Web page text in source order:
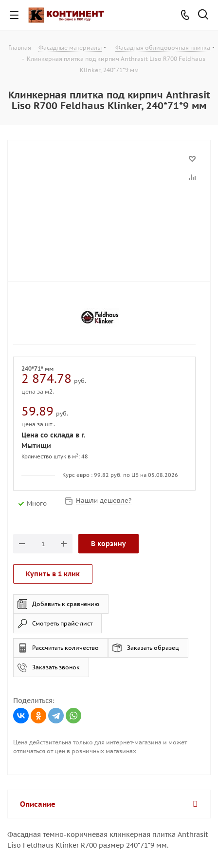
Главная - Фасадные материалы - Фасадная облицовочная плитка
- Клинкерная плитка под кирпич Anthrasit Liso R700 Feldhaus
Klinker, 240*71*9 мм
Клинкерная плитка под кирпич Anthrasit
Liso R700 Feldhaus Klinker, 240*71*9 мм
240*71* мм
2 874.78 руб.
цена за м2.
59.89 руб.
цена за шт .
Цена со склада в г.
Мытищи
Количество штук в м2 : 48
Курс евро : 99.82 руб. по ЦБ на 05.08.2026
Много Нашли дешевле?
В корзину
Купить в 1 клик
Смотреть прайс-лист
Добавить к сравнению
Рассчитать количество Заказать образец
Заказать звонок
Поделиться:
Цена действительна только для интернет-магазина и может
отличаться от цен в розничных магазинах
Описание
Фасадная темно-коричневая клинкерная плитка Anthrasit
Liso Feldhaus Klinker R700 размер 240*71*9 мм.